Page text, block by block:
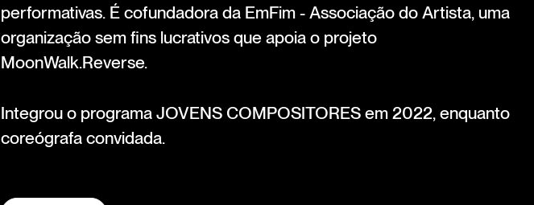
performativas. É cofundadora da EmFim - Associação do Artista, uma
organização sem fins lucrativos que apoia o projeto
MoonWalk.Reverse.
Integrou o programa JOVENS COMPOSITORES em 2022, enquanto
coreógrafa convidada.